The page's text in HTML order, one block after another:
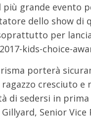
grande evento
dello show di
per
kids-choice-
porterà
cresciuto e
di sedersi in
Senior Vice